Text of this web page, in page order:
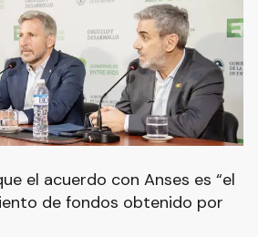
el acuerdo con Anses es “el
de fondos obtenido por